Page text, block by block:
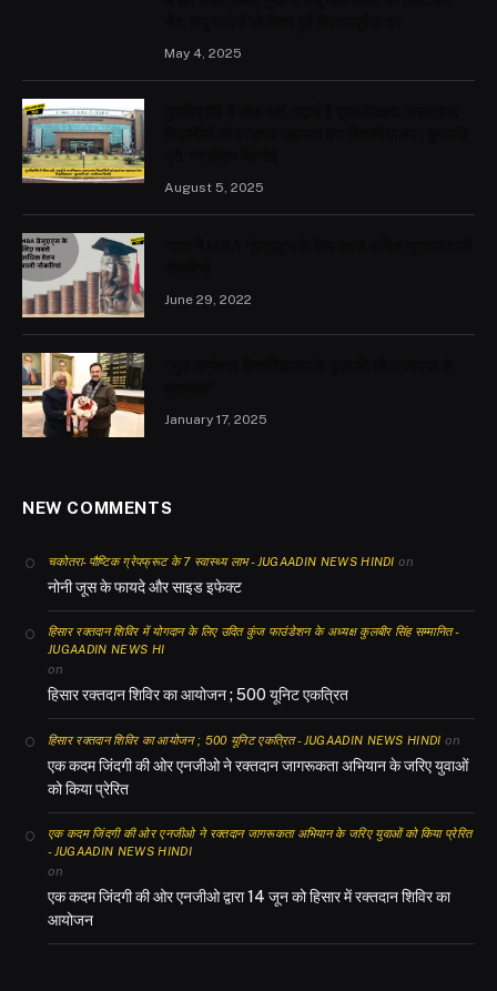
May 4, 2025
August 5, 2025
June 29, 2022
January 17, 2025
NEW COMMENTS
चकोतरा- पौष्टिक ग्रेपफ्रूट के 7 स्वास्थ्य लाभ - JUGAADIN NEWS HINDI on
नोनी जूस के फायदे और साइड इफेक्ट
हिसार रक्तदान शिविर में योगदान के लिए उदित कुंज फाउंडेशन के अध्यक्ष कुलबीर सिंह सम्मानित -
JUGAADIN NEWS HI
on
हिसार रक्तदान शिविर का आयोजन ; 500 यूनिट एकत्रित
हिसार रक्तदान शिविर का आयोजन ; 500 यूनिट एकत्रित - JUGAADIN NEWS HINDI on
एक कदम जिंदगी की ओर एनजीओ ने रक्तदान जागरूकता अभियान के जरिए युवाओं
को किया प्रेरित
एक कदम जिंदगी की ओर एनजीओ ने रक्तदान जागरूकता अभियान के जरिए युवाओं को किया प्रेरित
- JUGAADIN NEWS HINDI
on
एक कदम जिंदगी की ओर एनजीओ द्वारा 14 जून को हिसार में रक्तदान शिविर का
आयोजन